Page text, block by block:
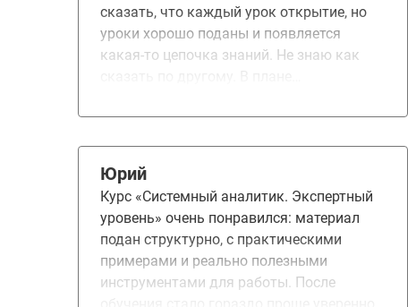
сказать, что каждый урок открытие, но
уроки хорошо поданы и появляется
какая-то цепочка знаний. Не знаю как
Знания освежились, плюс появилась
плане улучшений, то сложно сказать.
Курс большой и еще что-то туда
добавить, возможно будет уже перебор.
Сейчас модно ИИ везде впихивать, я бы
не стала им портить курс. На примере
много коллег, кто с ИИ только работает
по факту становятся откатываются в
Юрий
Курс «Системный аналитик. Экспертный
уровень» очень понравился: материал
подан структурно, с практическими
примерами и реально полезными
инструментами для работы. После